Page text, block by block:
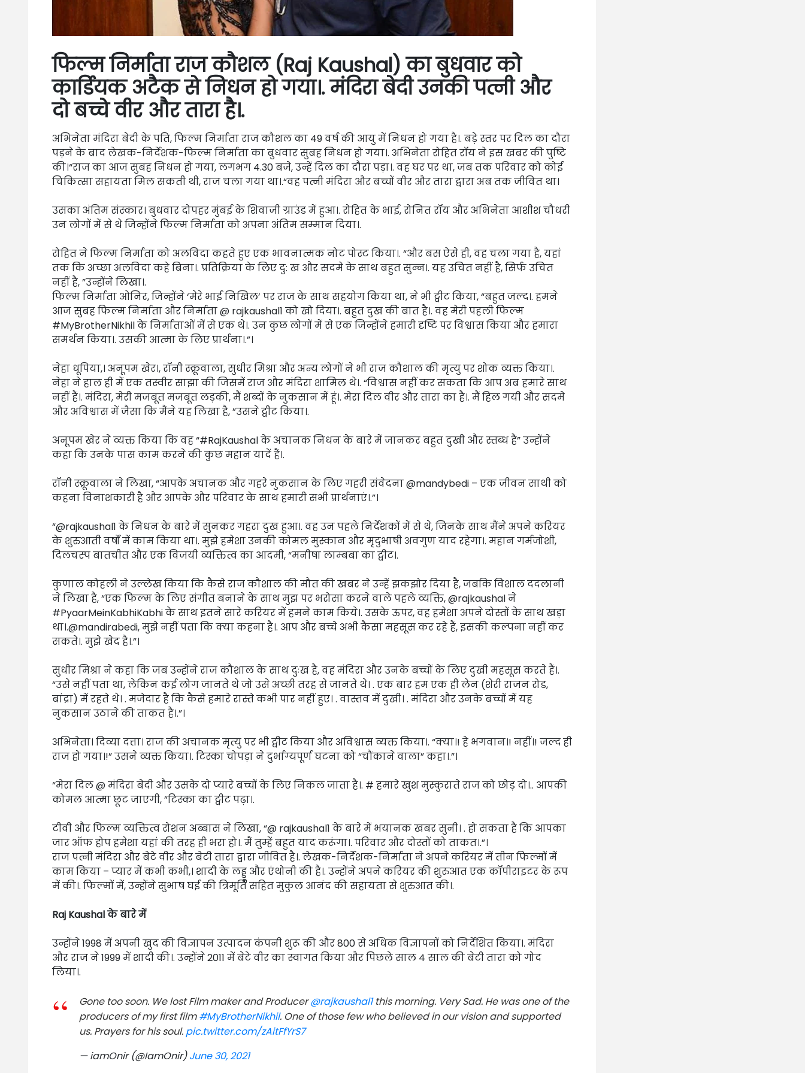
फिल्म निर्माता राज कौशल (Raj Kaushal) का बुधवार को
कार्डियक अटैक से निधन हो गया।. मंदिरा बेदी उनकी पत्नी और
दो बच्चे वीर और तारा है।.
अभिनेता मंदिरा बेदी के पति, फिल्म निर्माता राज कौशल का 49 वर्ष की आयु में निधन हो गया है।. बड़े स्तर पर दिल का दौरा
पड़ने के बाद लेखक-निर्देशक-फिल्म निर्माता का बुधवार सुबह निधन हो गया।. अभिनेता रोहित रॉय ने इस खबर की पुष्टि
की।“राज का आज सुबह निधन हो गया, लगभग 4.30 बजे, उन्हें दिल का दौरा पड़ा।. वह घर पर था, जब तक परिवार को कोई
चिकित्सा सहायता मिल सकती थी, राज चला गया था।.“वह पत्नी मंदिरा और बच्चों वीर और तारा द्वारा अब तक जीवित था।
उसका अंतिम संस्कार। बुधवार दोपहर मुंबई के शिवाजी ग्राउंड में हुआ।. रोहित के भाई, रोनित रॉय और अभिनेता आशीश चौधरी
उन लोगों में से थे जिन्होंने फिल्म निर्माता को अपना अंतिम सम्मान दिया।.
रोहित ने फिल्म निर्माता को अलविदा कहते हुए एक भावनात्मक नोट पोस्ट किया।. “और बस ऐसे ही, वह चला गया है, यहां
तक कि अच्छा अलविदा कहे बिना।. प्रतिक्रिया के लिए दु: ख और सदमे के साथ बहुत सुन्न।. यह उचित नहीं है, सिर्फ उचित
नहीं है, ”उन्होंने लिखा।.
फिल्म निर्माता ओनिर, जिन्होंने ‘मेरे भाई निखिल’ पर राज के साथ सहयोग किया था, ने भी ट्वीट किया, “बहुत जल्द।. हमने
आज सुबह फिल्म निर्माता और निर्माता @ rajkaushal1 को खो दिया।. बहुत दुख की बात है।. वह मेरी पहली फिल्म
#MyBrotherNikhil के निर्माताओं में से एक थे।. उन कुछ लोगों में से एक जिन्होंने हमारी दृष्टि पर विश्वास किया और हमारा
समर्थन किया।. उसकी आत्मा के लिए प्रार्थना।.”।
नेहा धूपिया,। अनूपम खेर।, रॉनी स्क्रूवाला, सुधीर मिश्रा और अन्य लोगों ने भी राज कौशाल की मृत्यु पर शोक व्यक्त किया।.
नेहा ने हाल ही में एक तस्वीर साझा की जिसमें राज और मंदिरा शामिल थे।. “विश्वास नहीं कर सकता कि आप अब हमारे साथ
नहीं हैं।. मंदिरा, मेरी मजबूत मजबूत लड़की, मैं शब्दों के नुकसान में हूं।. मेरा दिल वीर और तारा का है।. मैं हिल गयी और सदमे
और अविश्वास में जैसा कि मैंने यह लिखा है, ”उसने ट्वीट किया।.
अनूपम खेर ने व्यक्त किया कि वह “#RajKaushal के अचानक निधन के बारे में जानकर बहुत दुखी और स्तब्ध हैं” उन्होंने
कहा कि उनके पास काम करने की कुछ महान यादें हैं।.
रॉनी स्क्रूवाला ने लिखा, “आपके अचानक और गहरे नुकसान के लिए गहरी संवेदना @mandybedi – एक जीवन साथी को
कहना विनाशकारी है और आपके और परिवार के साथ हमारी सभी प्रार्थनाएं।.”।
“@rajkaushal1 के निधन के बारे में सुनकर गहरा दुख हुआ।. वह उन पहले निर्देशकों में से थे, जिनके साथ मैंने अपने करियर
के शुरुआती वर्षों में काम किया था।. मुझे हमेशा उनकी कोमल मुस्कान और मृदुभाषी अवगुण याद रहेगा।. महान गर्मजोशी,
दिलचस्प बातचीत और एक विजयी व्यक्तित्व का आदमी, “मनीषा लाम्बबा का ट्वीट।.
कुणाल कोहली ने उल्लेख किया कि कैसे राज कौशाल की मौत की खबर ने उन्हें झकझोर दिया है, जबकि विशाल ददलानी
ने लिखा है, “एक फिल्म के लिए संगीत बनाने के साथ मुझ पर भरोसा करने वाले पहले व्यक्ति, @rajkaushal ने
#PyaarMeinKabhiKabhi के साथ इतने सारे करियर में हमने काम किये।. उसके ऊपर, वह हमेशा अपने दोस्तों के साथ खड़ा
था।.@mandirabedi, मुझे नहीं पता कि क्या कहना है।. आप और बच्चे अभी कैसा महसूस कर रहे हैं, इसकी कल्पना नहीं कर
सकते।. मुझे खेद है।.”।
सुधीर मिश्रा ने कहा कि जब उन्होंने राज कौशाल के साथ दुःख है, वह मंदिरा और उनके बच्चों के लिए दुखी महसूस करते हैं।.
“उसे नहीं पता था, लेकिन कई लोग जानते थे जो उसे अच्छी तरह से जानते थे। . एक बार हम एक ही लेन (शेरी राजन रोड,
बांद्रा) में रहते थे। . मजेदार है कि कैसे हमारे रास्ते कभी पार नहीं हुए। . वास्तव में दुखी। . मंदिरा और उनके बच्चों में यह
नुकसान उठाने की ताकत है।.”।
अभिनेता। दिव्या दत्ता। राज की अचानक मृत्यु पर भी ट्वीट किया और अविश्वास व्यक्त किया।. “क्या।! हे भगवान।! नहीं।! जल्द ही
राज हो गया।!” उसने व्यक्त किया।. टिस्का चोपड़ा ने दुर्भाग्यपूर्ण घटना को “चौंकाने वाला” कहा।.”।
“मेरा दिल @ मंदिरा बेदी और उसके दो प्यारे बच्चों के लिए निकल जाता है।. # हमारे खुश मुस्कुराते राज को छोड़ दो।.. आपकी
कोमल आत्मा छूट जाएगी, ”टिस्का का ट्वीट पढ़ा।.
टीवी और फिल्म व्यक्तित्व रोशन अब्बास ने लिखा, “@ rajkaushal1 के बारे में भयानक खबर सुनी। . हो सकता है कि आपका
जार ऑफ होप हमेशा यहां की तरह ही भरा हो।. मैं तुम्हें बहुत याद करूंगा।. परिवार और दोस्तों को ताकत।.”।
राज पत्नी मंदिरा और बेटे वीर और बेटी तारा द्वारा जीवित है।. लेखक-निर्देशक-निर्माता ने अपने करियर में तीन फिल्मों में
काम किया – प्यार में कभी कभी,। शादी के लड्डू और एंथोनी की है।. उन्होंने अपने करियर की शुरुआत एक कॉपीराइटर के रूप
में की।. फिल्मों में, उन्होंने सुभाष घई की त्रिमूर्ति सहित मुकुल आनंद की सहायता से शुरुआत की।.
Raj Kaushal के बारे में
उन्होंने 1998 में अपनी खुद की विज्ञापन उत्पादन कंपनी शुरू की और 800 से अधिक विज्ञापनों को निर्देशित किया।. मंदिरा
और राज ने 1999 में शादी की।. उन्होंने 2011 में बेटे वीर का स्वागत किया और पिछले साल 4 साल की बेटी तारा को गोद
लिया।.
Gone too soon. We lost Film maker and Producer@rajkaushal1this morning. Very Sad. He was one of the
producers of my first film#MyBrotherNikhil. One of those few who believed in our vision and supported
us. Prayers for his soul. pic.twitter.com/zAitFfYrS7
— iamOnir (@IamOnir)June 30, 2021